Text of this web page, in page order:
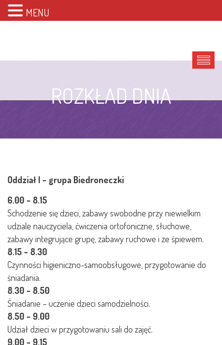
ROZKŁAD DNIA
Oddział I – grupa Biedroneczki
6.00 – 8.15
Schodzenie się dzieci, zabawy swobodne przy niewielkim
udziale nauczyciela, ćwiczenia ortofoniczne, słuchowe,
zabawy integrujące grupę, zabawy ruchowe i ze śpiewem.
8.15 – 8.30
Czynności higieniczno-samoobsługowe, przygotowanie do
śniadania.
8.30 – 8.50
Śniadanie – uczenie dzieci samodzielności.
8.50 – 9.00
Udział dzieci w przygotowaniu sali do zajęć.
9.00 – 9.15
MENU